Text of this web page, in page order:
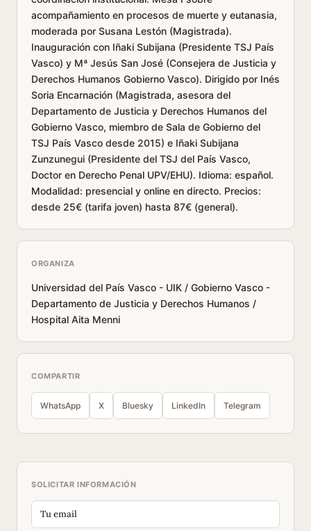
acompañamiento en procesos de muerte y eutanasia,
moderada por Susana Lestón (Magistrada).
Inauguración con Iñaki Subijana (Presidente TSJ País
Vasco) y Mª Jesús San José (Consejera de Justicia y
Derechos Humanos Gobierno Vasco). Dirigido por Inés
Soria Encarnación (Magistrada, asesora del
Departamento de Justicia y Derechos Humanos del
Gobierno Vasco, miembro de Sala de Gobierno del
TSJ País Vasco desde 2015) e Iñaki Subijana
Zunzunegui (Presidente del TSJ del País Vasco,
Doctor en Derecho Penal UPV/EHU). Idioma: español.
Modalidad: presencial y online en directo. Precios:
desde 25€ (tarifa joven) hasta 87€ (general).
ORGANIZA
Universidad del País Vasco - UIK / Gobierno Vasco -
Departamento de Justicia y Derechos Humanos /
Hospital Aita Menni
COMPARTIR
WhatsApp X Bluesky LinkedIn Telegram
SOLICITAR INFORMACIÓN